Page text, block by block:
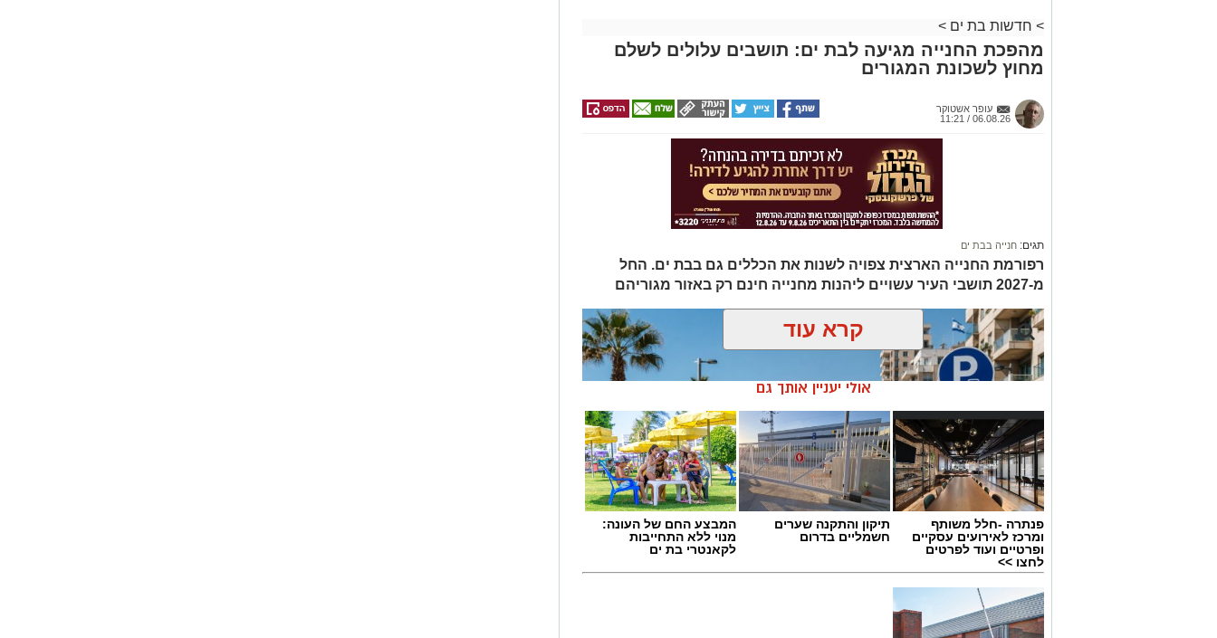
> חדשות בת ים >
מהפכת החנייה מגיעה לבת ים: תושבים עלולים לשלם
מחוץ לשכונת המגורים
עופר אשטוקר
06.08.26 / 11:21
תגים: חנייה בבת ים
רפורמת החנייה הארצית צפויה לשנות את הכללים גם בבת ים. החל
מ-2027 תושבי העיר עשויים ליהנות מחנייה חינם רק באזור מגוריהם
קרא עוד
אולי יעניין אותך גם
פנתרה -חלל משותף
ומרכז לאירועים עסקיים
ופרטיים ועוד לפרטים
לחצו >>
תיקון והתקנה שערים
חשמליים בדרום
המבצע החם של העונה:
מנוי ללא התחייבות
לקאנטרי בת ים